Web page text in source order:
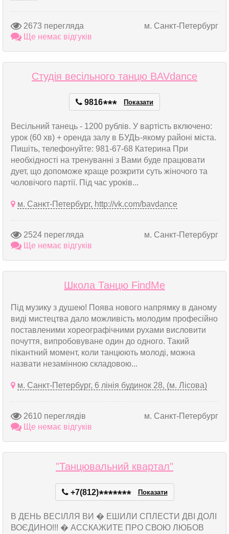
2673 перегляда
м. Санкт-Петербург
Ще немає відгуків
Студія весільного танцю BAVdance
9816*** Показати
Весільний танець - 1200 рублів. У вартість включено:
урок (60 хв) + оренда залу в БУДЬ-якому районі міста.
Пишіть, телефонуйте: 981-67-68 Катерина При
необхідності на тренуванні з Вами буде працювати
дует, що допоможе краще розкрити суть жіночого та
чоловічого партії. Під час уроків...
м. Санкт-Петербург, http://vk.com/bavdance
2524 перегляда
м. Санкт-Петербург
Ще немає відгуків
Школа Танцю FindMe
Під музику з душею! Поява нового напрямку в даному
виді мистецтва дало можливість молодим професійно
поставленими хореографічними рухами висловити
почуття, випробовуване один до одного. Такий
пікантний момент, коли танцюють молоді, можна
назвати незамінною складовою...
м. Санкт-Петербург, 6 лінія будинок 28, (м. Лісова)
2610 переглядів
м. Санкт-Петербург
Ще немає відгуків
"Танцювальний квартал"
+7(812)******* Показати
В ДЕНЬ ВЕСІЛЛЯ ВИ � ЕШИЛИ СПЛЕСТИ ДВІ ДОЛІ
ВОЄДИНО!!! � АССКАЖИТЕ ПРО СВОЮ ЛЮБОВ